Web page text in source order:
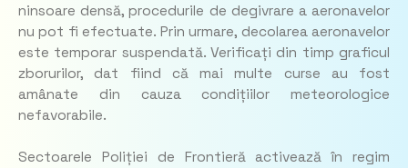
ninsoare densă, procedurile de degivrare a aeronavelor
nu pot fi efectuate. Prin urmare, decolarea aeronavelor
este temporar suspendată. Verificați din timp graficul
zborurilor, dat fiind că mai multe curse au fost
amânate din cauza condițiilor meteorologice
nefavorabile.
Sectoarele Poliției de Frontieră activează în regim